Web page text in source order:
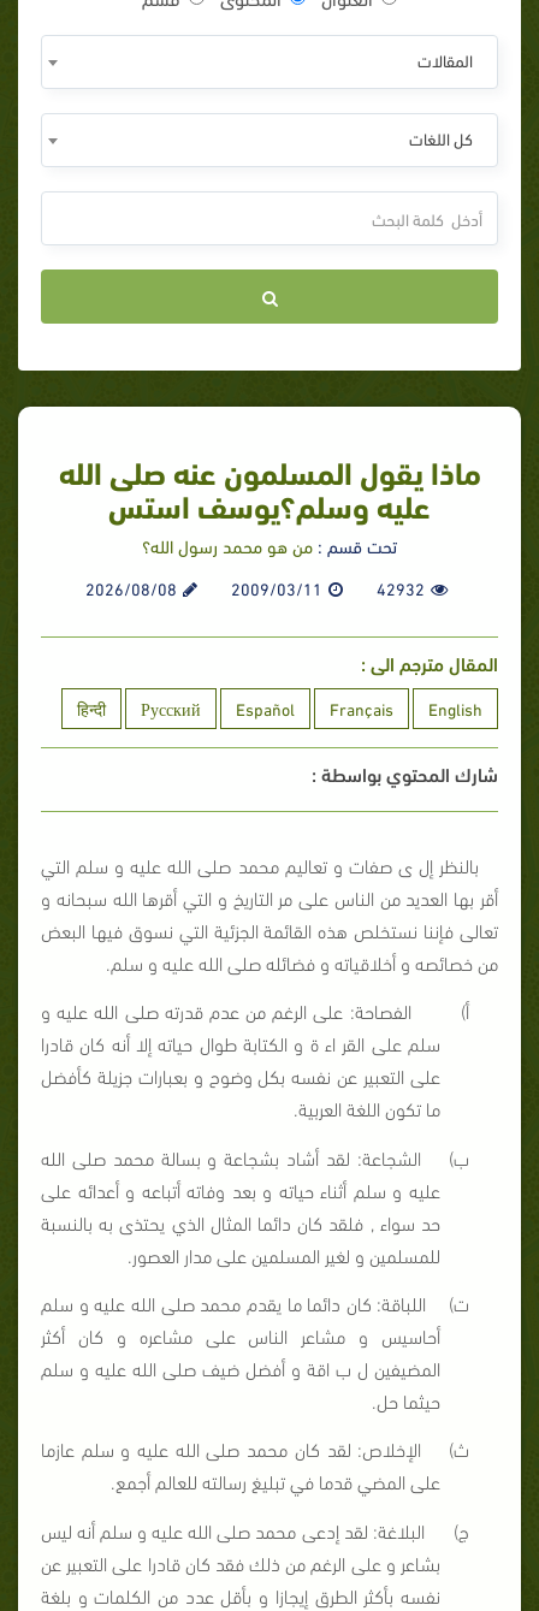
المقالات
كل اللغات
ماذا يقول المسلمون عنه صلى الله
عليه وسلم؟يوسف استس
تحت قسم : من هو محمد رسول الله؟
42932
2009/03/11
2026/08/08
المقال مترجم الى :
English
Français
Español
Русский
हिन्दी
شارك المحتوي بواسطة :
بالنظر إل ى صفات و تعاليم محمد صلى الله عليه و سلم التي
أقر بها العديد من الناس على مر التاريخ و التي أقرها الله سبحانه و
تعالى فإننا نستخلص هذه القائمة الجزئية التي نسوق فيها البعض
من خصائصه و أخلاقياته و فضائله صلى الله عليه و سلم.
أ‌) الفصاحة: على الرغم من عدم قدرته صلى الله عليه و
سلم على القر اء ة و الكتابة طوال حياته إلا أنه كان قادرا
على التعبير عن نفسه بكل وضوح و بعبارات جزيلة كأفضل
ما تكون اللغة العربية.
ب‌) الشجاعة: لقد أشاد بشجاعة و بسالة محمد صلى الله
عليه و سلم أثناء حياته و بعد وفاته أتباعه و أعدائه على
حد سواء , فلقد كان دائما المثال الذي يحتذى به بالنسبة
للمسلمين و لغير المسلمين على مدار العصور.
ت‌) اللباقة: كان دائما ما يقدم محمد صلى الله عليه و سلم
أحاسيس و مشاعر الناس على مشاعره و كان أكثر
المضيفين ل ب اقة و أفضل ضيف صلى الله عليه و سلم
حيثما حل.
ث‌) الإخلاص: لقد كان محمد صلى الله عليه و سلم عازما
على المضي قدما في تبليغ رسالته للعالم أجمع.
ج‌) البلاغة: لقد إدعى محمد صلى الله عليه و سلم أنه ليس
بشاعر و على الرغم من ذلك فقد كان قادرا على التعبير عن
نفسه بأكثر الطرق إيجازا و بأقل عدد من الكلمات و بلغة